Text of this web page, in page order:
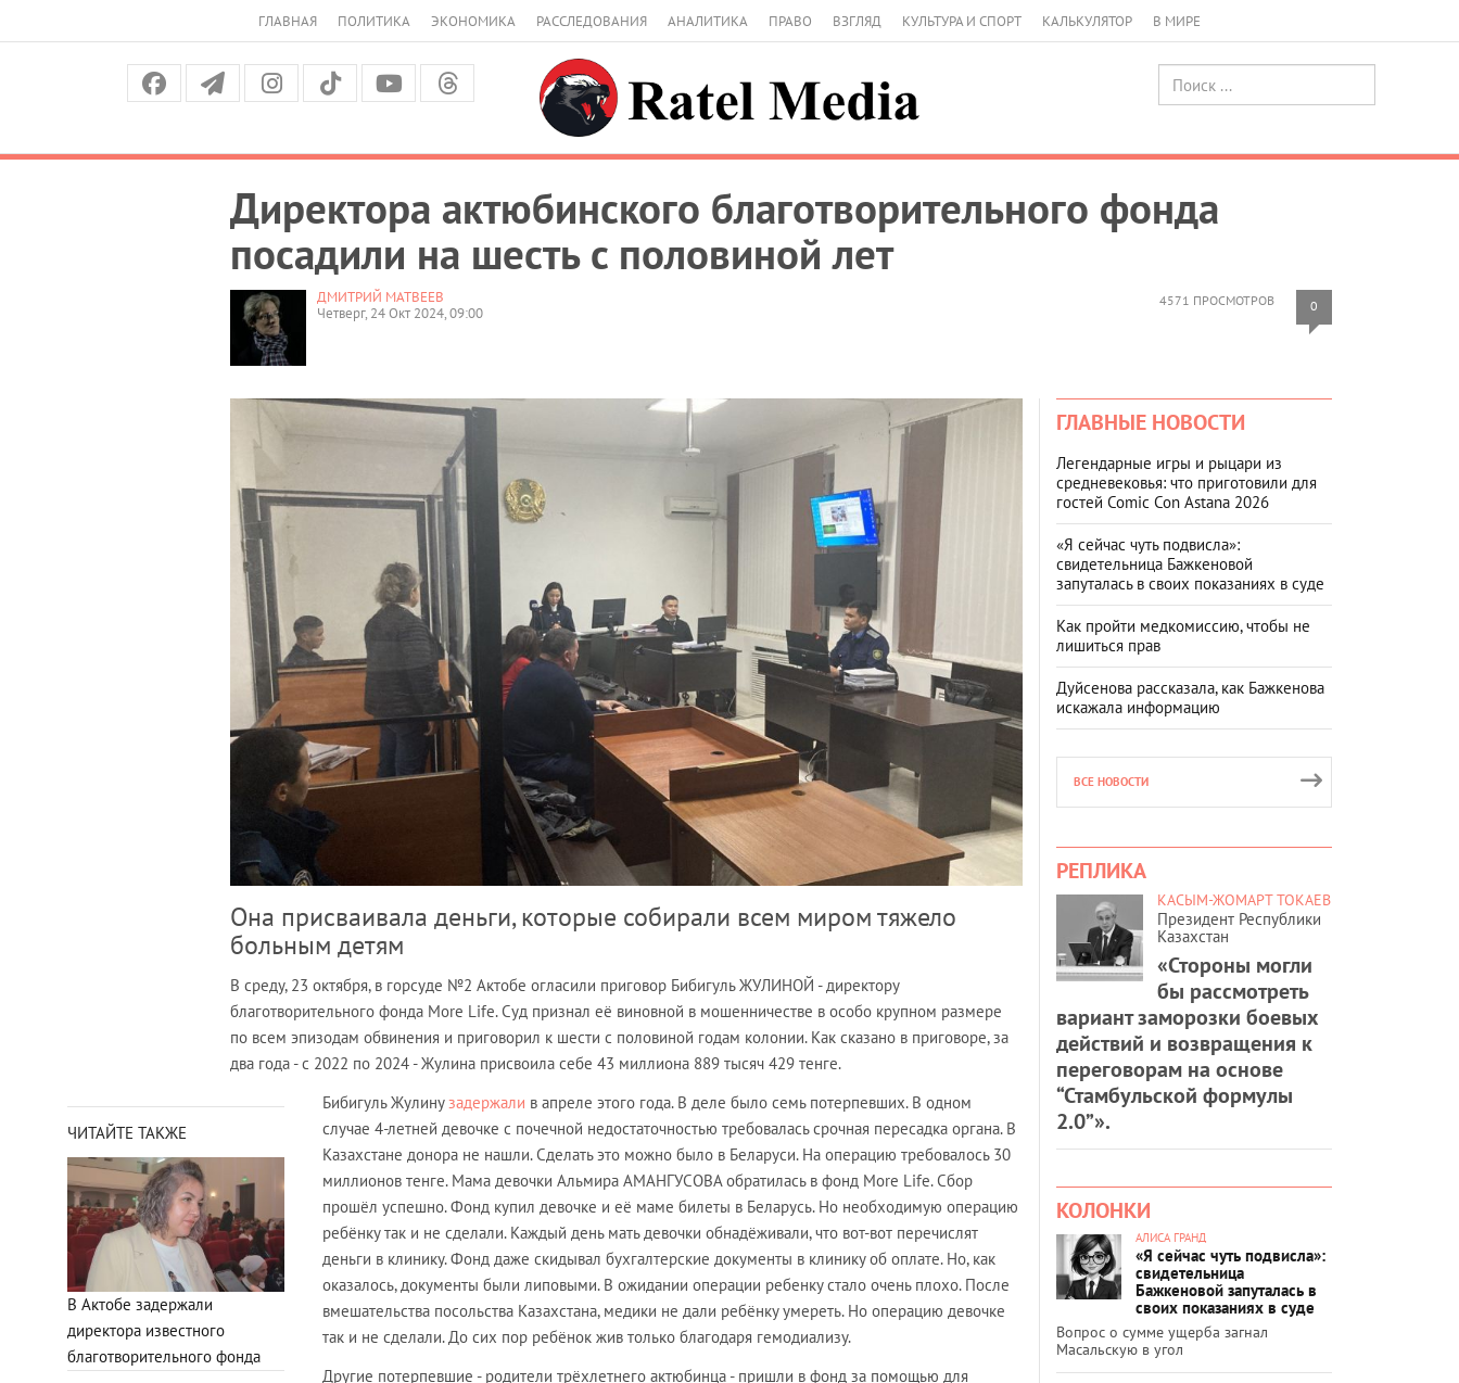
ГЛАВНАЯ ПОЛИТИКА ЭКОНОМИКА РАССЛЕДОВАНИЯ АНАЛИТИКА ПРАВО ВЗГЛЯД КУЛЬТУРА И СПОРТ КАЛЬКУЛЯТОР В МИРЕ
Директора актюбинского благотворительного фонда
посадили на шесть с половиной лет
4571 ПРОСМОТРОВ 0
ДМИТРИЙ МАТВЕЕВ
Четверг, 24 Окт 2024, 09:00
Она присваивала деньги, которые собирали всем миром тяжело
больным детям
В среду, 23 октября, в горсуде №2 Актобе огласили приговор Бибигуль ЖУЛИНОЙ - директору
благотворительного фонда More Life. Суд признал её виновной в мошенничестве в особо крупном размере
по всем эпизодам обвинения и приговорил к шести с половиной годам колонии. Как сказано в приговоре, за
два года - с 2022 по 2024 - Жулина присвоила себе 43 миллиона 889 тысяч 429 тенге.
ЧИТАЙТЕ ТАКЖЕ
В Актобе задержали
директора известного
благотворительного фонда
Бибигуль Жулинузадержали в апреле этого года. В деле было семь потерпевших. В одном
случае 4-летней девочке с почечной недостаточностью требовалась срочная пересадка органа. В
Казахстане донора не нашли. Сделать это можно было в Беларуси. На операцию требовалось 30
миллионов тенге. Мама девочки Альмира АМАНГУСОВА обратилась в фонд More Life. Сбор
прошёл успешно. Фонд купил девочке и её маме билеты в Беларусь. Но необходимую операцию
ребёнку так и не сделали. Каждый день мать девочки обнадёживали, что вот-вот перечислят
деньги в клинику. Фонд даже скидывал бухгалтерские документы в клинику об оплате. Но, как
оказалось, документы были липовыми. В ожидании операции ребенку стало очень плохо. После
вмешательства посольства Казахстана, медики не дали ребёнку умереть. Но операцию девочке
так и не сделали. До сих пор ребёнок жив только благодаря гемодиализу.
Другие потерпевшие - родители трёхлетнего актюбинца - пришли в фонд за помощью для
ГЛАВНЫЕ НОВОСТИ
Легендарные игры и рыцари из
средневековья: что приготовили для
гостей Comic Con Astana 2026
«Я сейчас чуть подвисла»:
свидетельница Бажкеновой
запуталась в своих показаниях в суде
Как пройти медкомиссию, чтобы не
лишиться прав
Дуйсенова рассказала, как Бажкенова
искажала информацию
ВСЕ НОВОСТИ
РЕПЛИКА
КАСЫМ-ЖОМАРТ ТОКАЕВ
Президент Республики
Казахстан
«Стороны могли
бы рассмотреть
вариант заморозки боевых
действий и возвращения к
переговорам на основе
“Стамбульской формулы
2.0”».
КОЛОНКИ
АЛИСА ГРАНД
«Я сейчас чуть подвисла»:
свидетельница
Бажкеновой запуталась в
своих показаниях в суде
Вопрос о сумме ущерба загнал
Масальскую в угол